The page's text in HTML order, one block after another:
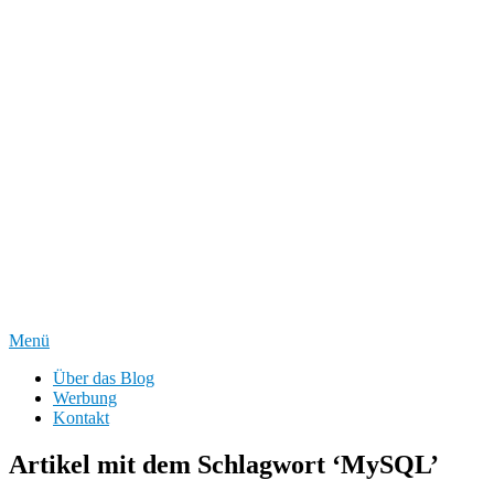
Menü
Über das Blog
Werbung
Kontakt
Artikel mit dem Schlagwort ‘MySQL’